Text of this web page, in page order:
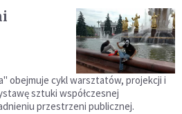
obejmuje cykl warsztatów, projekcji i
sztuki współczesnej
przestrzeni publicznej.